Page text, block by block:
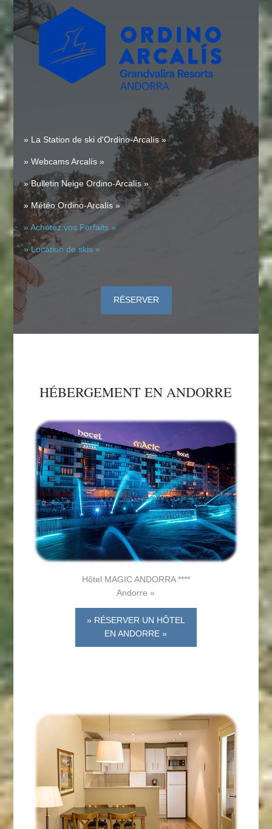
» La Station de ski d'Ordino-Arcalís »
» Webcams Arcalís »
» Bulletin Neige Ordino-Arcalís »
» Météo Ordino-Arcalís »
» Achetez vos Forfaits »
» Location de skis »
RÉSERVER
HÉBERGEMENT EN ANDORRE
Hôtel MAGIC ANDORRA ****
Andorre »
» RÉSERVER UN HÔTEL
EN ANDORRE »